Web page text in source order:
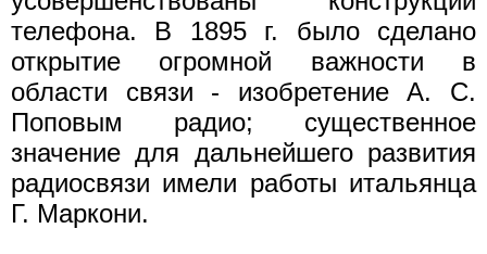
телефона. В 1895 г. было сделано
открытие огромной важности в
области связи - изобретение A. С.
Поповым радио; существенное
значение для дальнейшего развития
радиосвязи имели работы итальянца
Г. Маркони.